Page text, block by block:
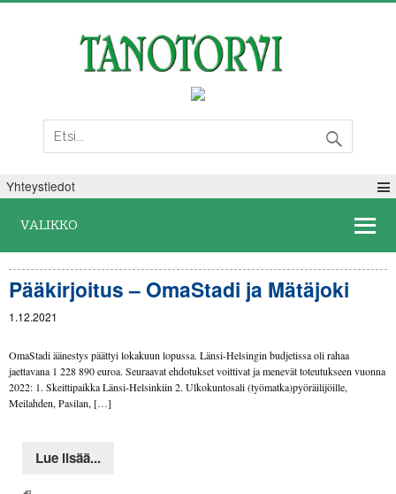
Yhteystiedot
VALIKKO
Pääkirjoitus – OmaStadi ja Mätäjoki
1.12.2021
OmaStadi äänestys päättyi lokakuun lopussa. Länsi-Helsingin budjetissa oli rahaa
jaettavana 1 228 890 euroa. Seuraavat ehdotukset voittivat ja menevät toteutukseen vuonna
2022: 1. Skeittipaikka Länsi-Helsinkiin 2. Ulkokuntosali (työmatka)pyöräilijöille,
Meilahden, Pasilan, […]
Lue lisää...